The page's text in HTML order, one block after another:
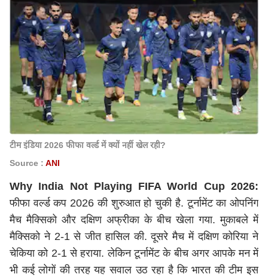
टीम इंडिया 2026 फीफा वर्ल्ड में क्यों नहीं खेल रही?
Source : ANI
Why India Not Playing FIFA World Cup 2026:
फीफा वर्ल्ड कप 2026 की शुरुआत हो चुकी है. टूर्नामेंट का ओपनिंग
मैच मैक्सिको और दक्षिण अफ्रीका के बीच खेला गया. मुकाबले में
मैक्सिको ने 2-1 से जीत हासिल की. दूसरे मैच में दक्षिण कोरिया ने
चेकिया को 2-1 से हराया. लेकिन टूर्नामेंट के बीच अगर आपके मन में
भी कई लोगों की तरह यह सवाल उठ रहा है कि भारत की टीम इस